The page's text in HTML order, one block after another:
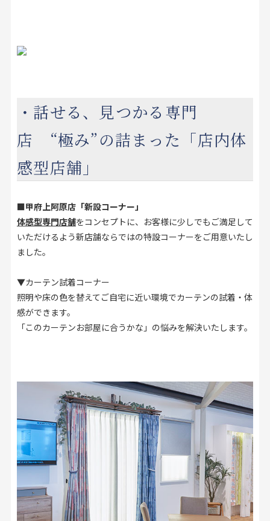
・話せる、見つかる専門
店 “極み”の詰まった「店内体
感型店舗」
■甲府上阿原店「新設コーナー」
体感型専門店舗をコンセプトに、お客様に少しでもご満足して
いただけるよう新店舗ならではの特設コーナーをご用意いたし
ました。
▼カーテン試着コーナー
照明や床の色を替えてご自宅に近い環境でカーテンの試着・体
感ができます。
「このカーテンお部屋に合うかな」の悩みを解決いたします。